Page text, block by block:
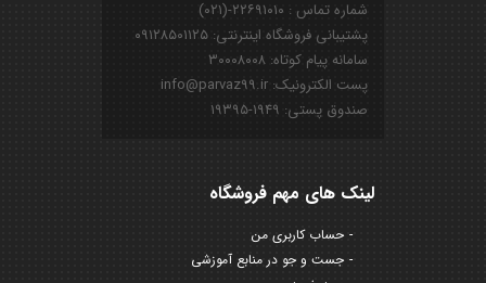
شماره تماس : ۲۲۶۹۱۰۱۰-(۰۲۱)
پشتیبانی فروشگاه اینترنتی: ۰۹۱۲۸۵۰۱۱۲۵
سامانه پیام کوتاه: ۳۰۰۰۸۰۰۸
پست الکترونیک: info@parvaz99.ir
صندوق پستی: ۱۹۴۹-۱۹۳۹۵
لینک های مهم فروشگاه
حساب کاربری من
جست و جو در منابع آموزشی